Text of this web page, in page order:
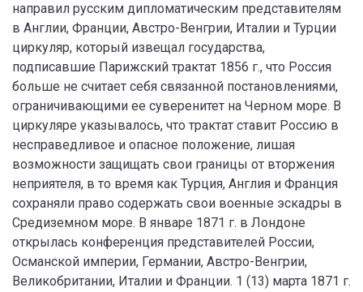
направил русским дипломатическим представителям
в Англии, Франции, Австро-Венгрии, Италии и Турции
циркуляр, который извещал государства,
подписавшие Парижский трактат 1856 г., что Россия
больше не считает себя связанной постановлениями,
ограничивающими ее суверенитет на Черном море. В
циркуляре указывалось, что трактат ставит Россию в
несправедливое и опасное положение, лишая
возможности защищать свои границы от вторжения
неприятеля, в то время как Турция, Англия и Франция
сохраняли право содержать свои военные эскадры в
Средиземном море. В январе 1871 г. в Лондоне
открылась конференция представителей России,
Османской империи, Германии, Австро-Венгрии,
Великобритании, Италии и Франции. 1 (13) марта 1871 г.